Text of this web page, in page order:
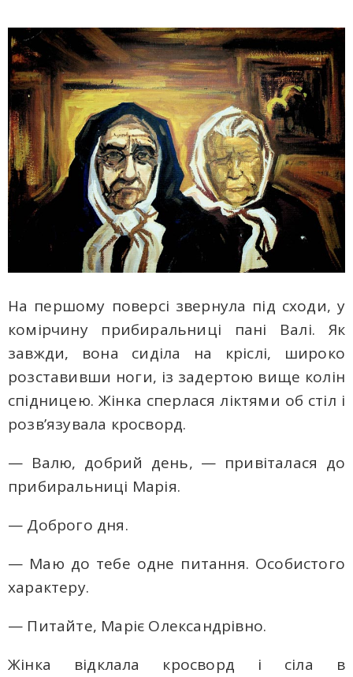
На першому поверсі звернула під сходи, у
комірчину прибиральниці пані Валі. Як
завжди, вона сиділа на кріслі, широко
розставивши ноги, із задертою вище колін
спідницею. Жінка сперлася ліктями об стіл і
розв’язувала кросворд.
— Валю, добрий день, — привіталася до
прибиральниці Марія.
— Доброго дня.
— Маю до тебе одне питання. Особистого
характеру.
— Питайте, Маріє Олександрівно.
Жінка відклала кросворд і сіла в